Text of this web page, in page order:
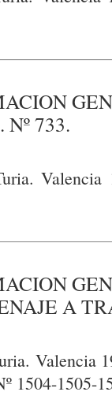
733.
A
Valencia
1504-1505-